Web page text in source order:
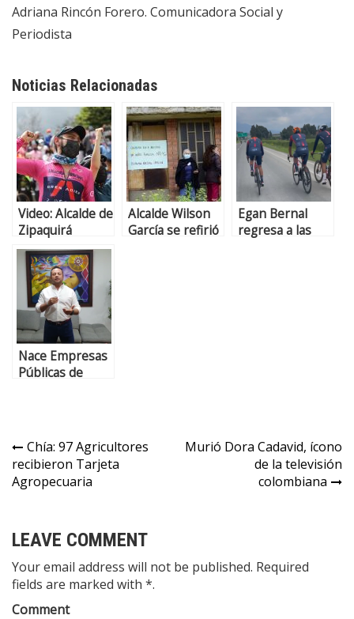
Adriana Rincón Forero. Comunicadora Social y
Periodista
Noticias Relacionadas
Video: Alcalde de
Zipaquirá
“debemos
apoyar a
nuestra
juventud”
Alcalde Wilson
García se refirió
Egan Bernal
regresa a las
Nace Empresas
Públicas de
Chía: 97 Agricultores
recibieron Tarjeta
Agropecuaria
Murió Dora Cadavid, ícono
de la televisión
colombiana
LEAVE COMMENT
Your email address will not be published. Required
fields are marked with *.
Comment